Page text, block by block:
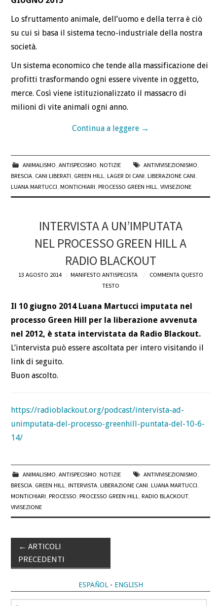
Lo sfruttamento animale, dell’uomo e della terra è ciò
su cui si basa il sistema tecno-industriale della nostra
società.
Un sistema economico che tende alla massificazione dei
profitti trasformando ogni essere vivente in oggetto,
merce. Così viene istituzionalizzato il massacro di
milioni di vite animali ogni anno.
Continua a leggere →
ANIMALISMO ANTISPECISMO NOTIZIE ANTIVIVISEZIONISMO
BRESCIA CANI LIBERATI GREEN HILL ,LAGER DI CANI ,LIBERAZIONE CANI
LUANA MARTUCCI ,MONTICHIARI ,PROCESSO GREEN HILL ,VIVISEZIONE
INTERVISTA A UN’IMPUTATA
NEL PROCESSO GREEN HILL A
RADIO BLACKOUT
13 AGOSTO 2014 MANIFESTO ANTISPECISTA
COMMENTA QUESTO
TESTO
Il 10 giugno 2014 Luana Martucci imputata nel
processo Green Hill per la liberazione avvenuta
nel 2012, è stata intervistata da Radio Blackout.
L’intervista può essere ascoltata per intero visitando il
link di seguito.
Buon ascolto.
https://radioblackout.org/podcast/intervista-ad-
unimputata-del-processo-greenhill-puntata-del-10-6-
14/
ANIMALISMO, ANTISPECISMO, NOTIZIE ANTIVIVISEZIONISMO,
BRESCIA, GREEN HILL,INTERVISTA,LIBERAZIONE CANI,LUANA MARTUCCI,
MONTICHIARI,PROCESSO,PROCESSO GREEN HILL,RADIO BLACKOUT,
VIVISEZIONE
Post
navigation
← ARTICOLI
PRECEDENTI
ESPAÑOL- ENGLISH